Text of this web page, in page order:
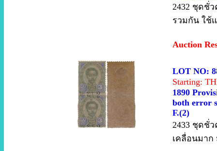
2432 ชุดชั่
รวมกัน ใช้แ
Auction
LOT NO:
Starting:
1890
both error
F.(2)
2433 ชุดชั่
เคลื่อนมาก